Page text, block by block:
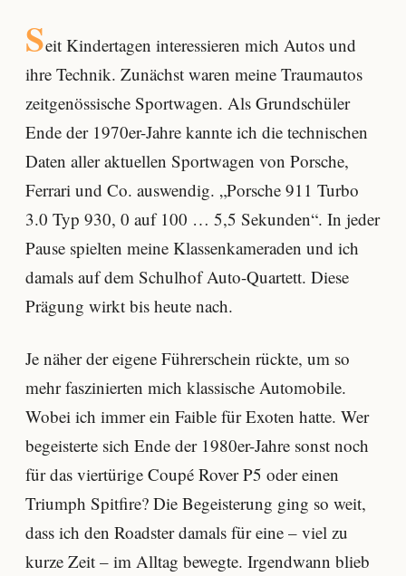
Seit Kindertagen interessieren mich Autos und
ihre Technik. Zunächst waren meine Traumautos
zeitgenössische Sportwagen. Als Grundschüler
Ende der 1970er-Jahre kannte ich die technischen
Daten aller aktuellen Sportwagen von Porsche,
Ferrari und Co. auswendig. „Porsche 911 Turbo
3.0 Typ 930, 0 auf 100 … 5,5 Sekunden“. In jeder
Pause spielten meine Klassenkameraden und ich
damals auf dem Schulhof Auto-Quartett. Diese
Prägung wirkt bis heute nach.
Je näher der eigene Führerschein rückte, um so
mehr faszinierten mich klassische Automobile.
Wobei ich immer ein Faible für Exoten hatte. Wer
begeisterte sich Ende der 1980er-Jahre sonst noch
für das viertürige Coupé Rover P5 oder einen
Triumph Spitfire? Die Begeisterung ging so weit,
dass ich den Roadster damals für eine – viel zu
kurze Zeit – im Alltag bewegte. Irgendwann blieb